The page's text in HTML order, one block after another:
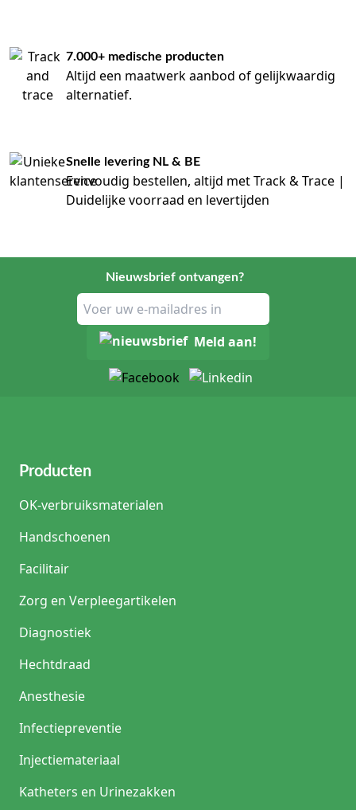
7.000+ medische producten
Altijd een maatwerk aanbod of gelijkwaardig
alternatief.
Snelle levering NL & BE
Eenvoudig bestellen, altijd met Track & Trace |
Duidelijke voorraad en levertijden
Nieuwsbrief ontvangen?
Meld aan!
Producten
OK-verbruiksmaterialen
Handschoenen
Facilitair
Zorg en Verpleegartikelen
Diagnostiek
Hechtdraad
Anesthesie
Infectiepreventie
Injectiemateriaal
Katheters en Urinezakken